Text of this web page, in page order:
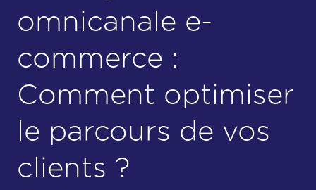
omnicanale e-
commerce :
Comment optimiser
le parcours de vos
clients ?